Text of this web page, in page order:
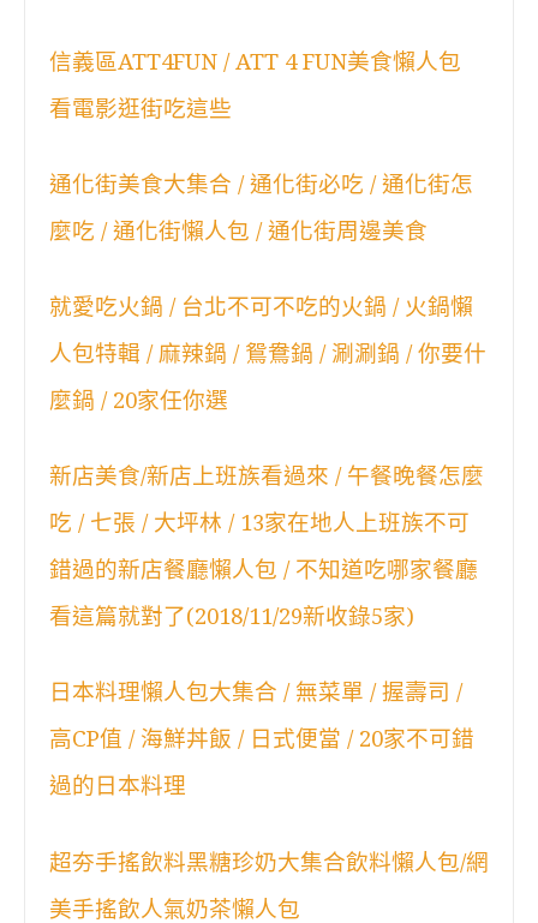
信義區ATT4FUN / ATT 4 FUN美食懶人包
看電影逛街吃這些
通化街美食大集合 / 通化街必吃 / 通化街怎
麼吃 / 通化街懶人包 / 通化街周邊美食
就愛吃火鍋 / 台北不可不吃的火鍋 / 火鍋懶
人包特輯 / 麻辣鍋 / 鴛鴦鍋 / 涮涮鍋 / 你要什
麼鍋 / 20家任你選
新店美食/新店上班族看過來 / 午餐晚餐怎麼
吃 / 七張 / 大坪林 / 13家在地人上班族不可
錯過的新店餐廳懶人包 / 不知道吃哪家餐廳
看這篇就對了(2018/11/29新收錄5家)
日本料理懶人包大集合 / 無菜單 / 握壽司 /
高CP值 / 海鮮丼飯 / 日式便當 / 20家不可錯
過的日本料理
超夯手搖飲料黑糖珍奶大集合飲料懶人包/網
美手搖飲人氣奶茶懶人包